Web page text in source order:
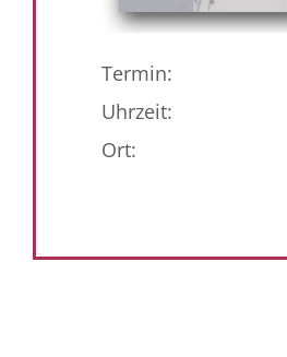
Termin:
Uhrzeit:
Ort: